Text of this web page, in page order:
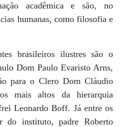
acadêmica e são, no
humanas, como filosofia e
brasileiros ilustres são o
Dom Paulo Evaristo Arns,
para o Clero Dom Cláudio
mais altos da hierarquia
Leonardo Boff. Já entre os
do instituto, padre Roberto